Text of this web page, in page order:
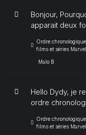
Bonjour,
apparait deux
Ordre
films et séries
Malo B
Hello Dydy, je
ordre
Ordre
films et séries